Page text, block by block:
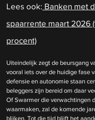
Lees ook: Banken met
spaarrente maart 2026
procent)
Uiteindelijk zegt de beursgang
vooral iets over de huidige fase
defensie en autonomie staan
beleggers zijn bereid om daar
Of Swarmer die verwachtingen
waarmaken, zal de komende
blijken. Tot die tijd blijft het